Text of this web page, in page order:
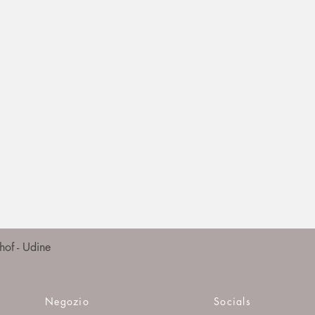
- Udine
Negozio Socials